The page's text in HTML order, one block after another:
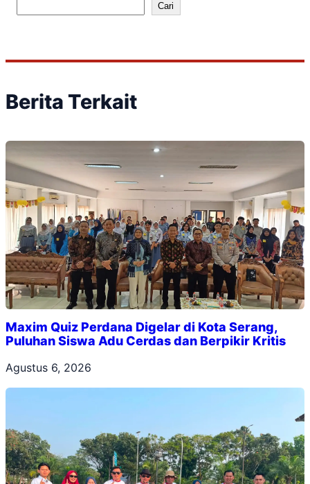
Cari
Berita Terkait
Maxim Quiz Perdana Digelar di Kota Serang,
Puluhan Siswa Adu Cerdas dan Berpikir Kritis
Agustus 6, 2026